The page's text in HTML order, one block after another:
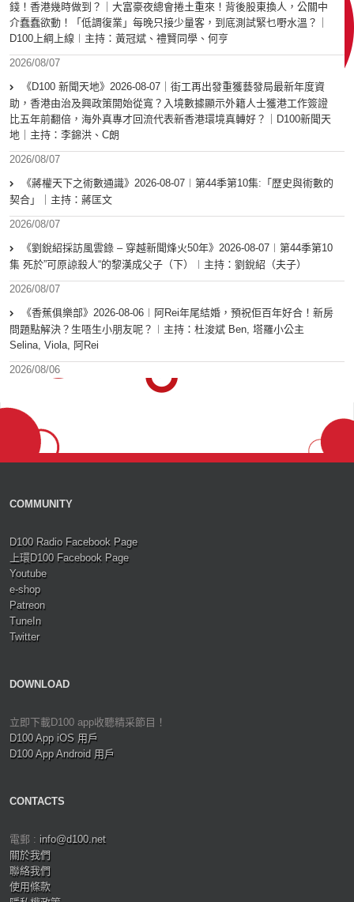
錢！香港幾時做到？｜大富豪夜總會捲土重來！背後股東換人，公關中
介蠢蠢欲動！「低調復業」每晚只接少量客，到底測試緊乜嘢水溫？｜
D100上綱上線︱主持：黃冠斌、禮賢同學、何亨
2026/08/07
《D100 新聞天地》2026-08-07｜街工再出發重獲藝發局最新年度資
助，香港由治及興政策開始從寬？入境數據顯示外籍人士獲港工作簽證
比五年前翻倍，海外真專才回流代表新香港環境真轉好？｜D100新聞天
地｜主持：李錦洪、C朗
2026/08/07
《蔣權天下之術數通識》2026-08-07︱第44季第10集:「歴史與術數的
契合」｜主持：蔣匡文
2026/08/07
《劉銳紹採訪風雲錄 – 穿越新聞烽火50年》2026-08-07︱第44季第10
集 死於”可原諒殺人“的黎漢成父子（下）︱主持：劉銳紹（夫子）
2026/08/07
《香蕉俱樂部》2026-08-06︱阿Rei年尾結婚，預祝佢百年好合！新房
問題點解決？生唔生小朋友呢？︱主持：杜浚斌 Ben, 塔羅小公主
Selina, Viola, 阿Rei
2026/08/06
COMMUNITY
D100 Radio Facebook Page
上環D100 Facebook Page
Youtube
e-shop
Patreon
TuneIn
Twitter
DOWNLOAD
立即下載D100 app收聽精采節目！
D100 App iOS 用戶
D100 App Android 用戶
CONTACTS
電郵 : info@d100.net
關於我們
聯絡我們
使用條款